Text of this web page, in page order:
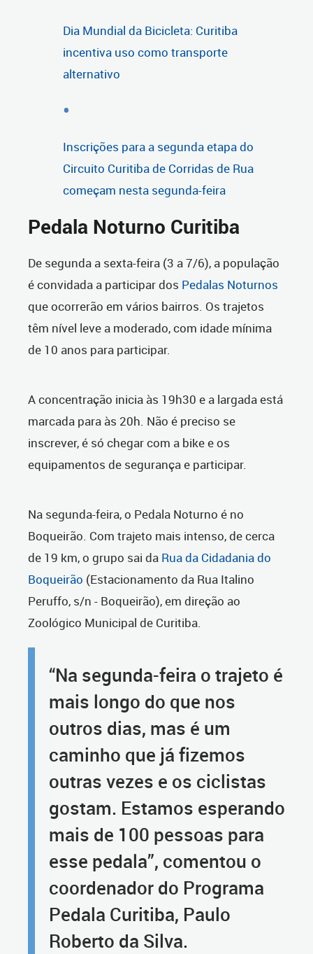
Dia Mundial da Bicicleta: Curitiba
incentiva uso como transporte
alternativo
Inscrições para a segunda etapa do
Circuito Curitiba de Corridas de Rua
começam nesta segunda-feira
Pedala Noturno Curitiba
De segunda a sexta-feira (3 a 7/6), a população
é convidada a participar dos Pedalas Noturnos
que ocorrerão em vários bairros. Os trajetos
têm nível leve a moderado, com idade mínima
de 10 anos para participar.
A concentração inicia às 19h30 e a largada está
marcada para às 20h. Não é preciso se
inscrever, é só chegar com a bike e os
equipamentos de segurança e participar.
Na segunda-feira, o Pedala Noturno é no
Boqueirão. Com trajeto mais intenso, de cerca
de 19 km, o grupo sai da Rua da Cidadania do
Boqueirão (Estacionamento da Rua Italino
Peruffo, s/n - Boqueirão), em direção ao
Zoológico Municipal de Curitiba.
“Na segunda-feira o trajeto é
mais longo do que nos
outros dias, mas é um
caminho que já fizemos
outras vezes e os ciclistas
gostam. Estamos esperando
mais de 100 pessoas para
esse pedala”, comentou o
coordenador do Programa
Pedala Curitiba, Paulo
Roberto da Silva.